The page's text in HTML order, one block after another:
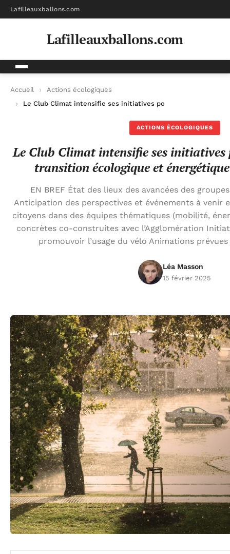
Lafilleauxballons.com
Lafilleauxballons.com
Accueil
Actions écologiques
Le Club Climat intensifie ses initiatives pour promouvoir la
ACTIONS ÉCOLOGIQUES
Le Club Climat intensifie ses
transition écologique et
EN BREF État des lieux des avancées des
Anticipation des perspectives et événements à venir
citoyens dans des équipes thématiques (mobilité,
concrètes co-construites avec l’Agglomération
promouvoir l’usage du vélo Animations
Léa Masson
15 février 2025